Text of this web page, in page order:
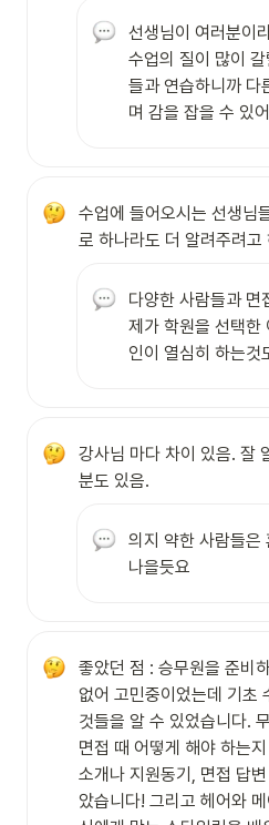
선생님이 여러분이
수업의 질이 많이
들과 연습하니까 다
며 감을 잡을 수 있
수업에 들어오시는 선생님
로 하나라도 더 알려주려
다양한 사람들과 면
제가 학원을 선택한
인이 열심히 하는
강사님 마다 차이 있음. 잘
분도 있음.
의지 약한 사람들은
나을듯요
좋았던 점 : 승무원을 준비
없어 고민중이었는데 기초
것들을 알 수 있었습니다.
면접 때 어떻게 해야 하는
소개나 지원동기, 면접 답
았습니다! 그리고 헤어와